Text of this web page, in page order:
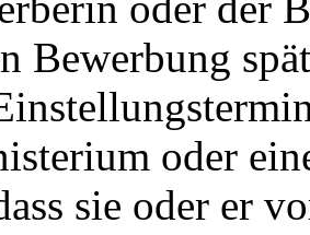
Bewerbung
oder
sie oder er